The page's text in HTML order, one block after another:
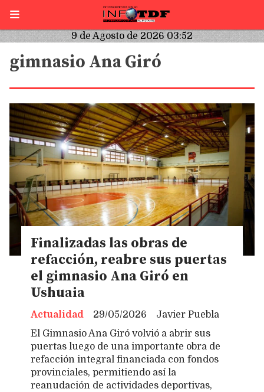
9 de Agosto de 2026 03:52
gimnasio Ana Giró
Finalizadas las obras de
refacción, reabre sus puertas
el gimnasio Ana Giró en
Ushuaia
Javier Puebla
Actualidad
29/05/2026
El Gimnasio Ana Giró volvió a abrir sus
puertas luego de una importante obra de
refacción integral financiada con fondos
provinciales, permitiendo así la
reanudación de actividades deportivas,